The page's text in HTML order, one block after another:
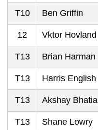
T10 Ben Griffin
12 Vktor Hovland
T13 Brian Harman
T13 Harris English
T13 Akshay Bhatia
T13 Shane Lowry